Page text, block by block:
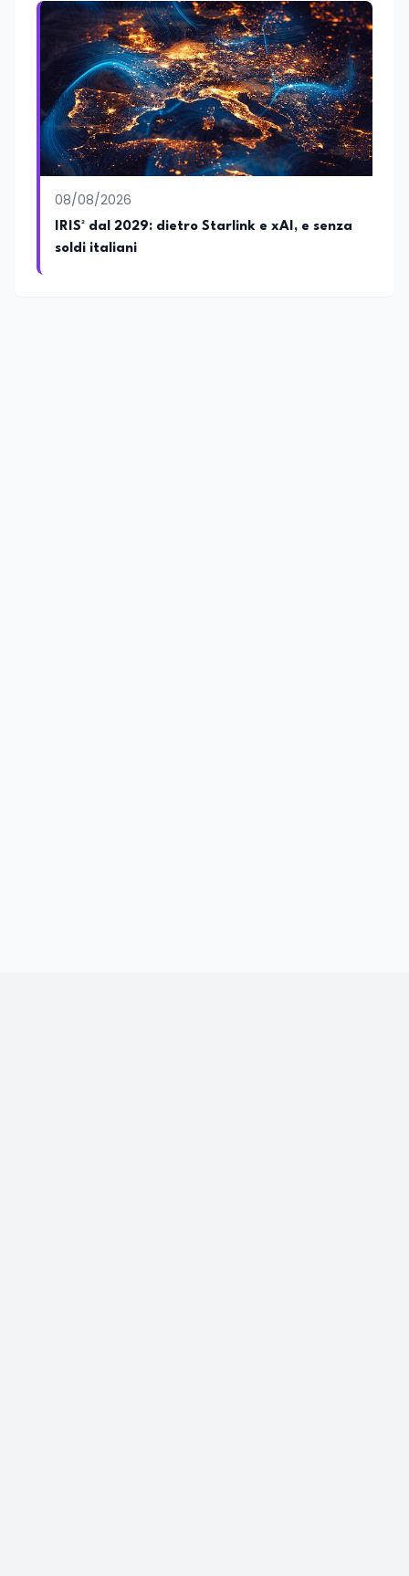
mediazione linguistica, dove mette a
disposizione delle nuove generazioni di
professionisti della comunicazione il
proprio bagaglio di competenze
giornalistiche, analitiche e accademiche.
08/08/2026
IRIS² dal 2029: dietro Starlink e xAI, e senza
soldi italiani